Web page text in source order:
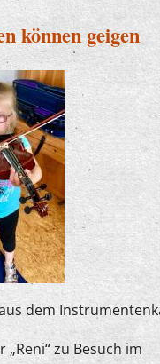
können geigen
dem
„Reni“ zu Besuch im